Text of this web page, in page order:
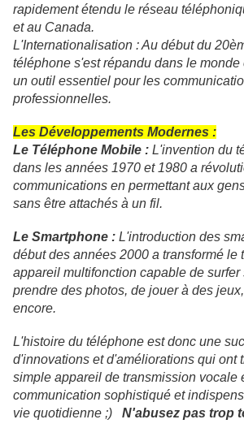
rapidement étendu le réseau
et au Canada.
L'Internationalisation : Au début du
téléphone s'est répandu dans le monde
un outil essentiel pour les
professionnelles.
Les Développements Modernes :
Le Téléphone Mobile : L'invention du
dans les années 1970 et 1980 a
communications en permettant aux
sans être attachés à un fil.
Le Smartphone : L'introduction des
début des années 2000 a transformé le
appareil multifonction capable de surfer
prendre des photos, de jouer à des
encore.
L'histoire du téléphone est donc une
d'innovations et d'améliorations qui ont
simple appareil de transmission vocale
communication sophistiqué et
vie quotidienne ;) N'abusez pas trop